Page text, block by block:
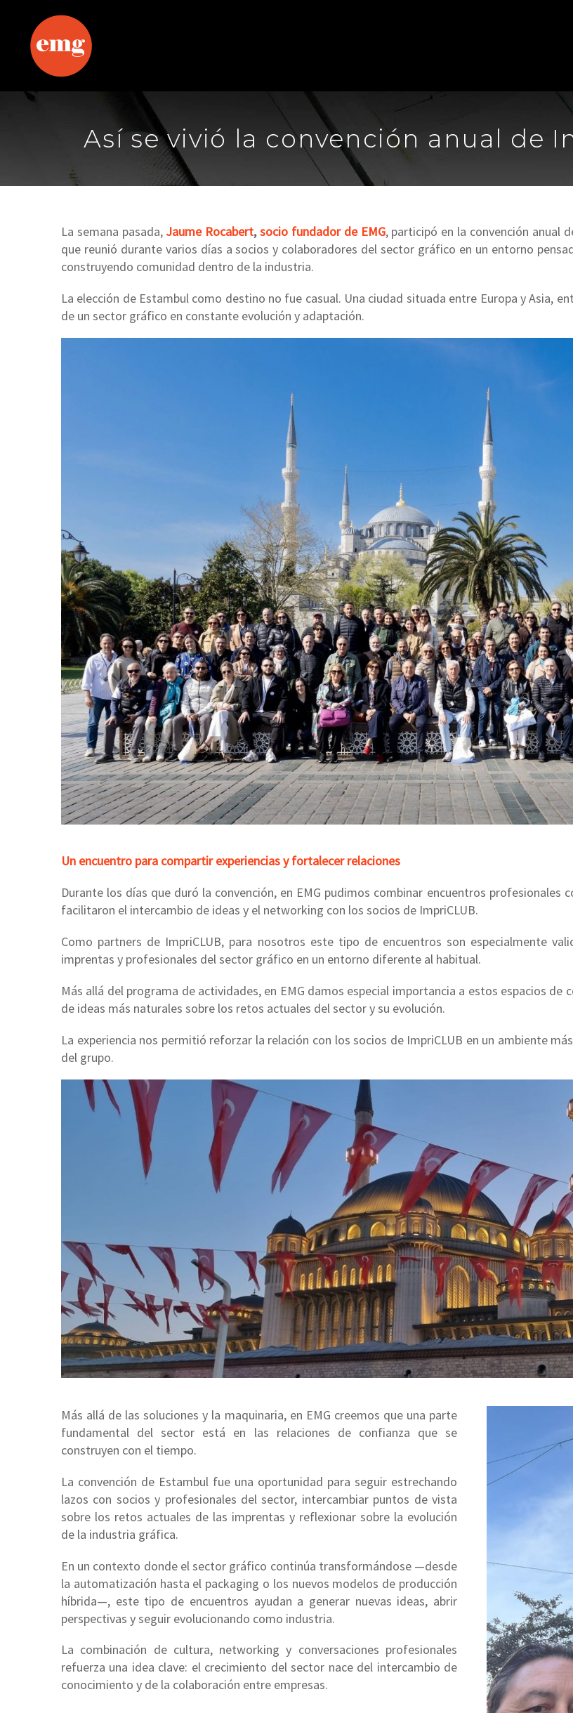
Así se vivió la convención anual de
La semana pasada, Jaume Rocabert,socio fundador de EMG, participó en la convención anual
que reunió durante varios días a socios y colaboradores del sector gráfico en un entorno
construyendo comunidad dentro de la industria.
La elección de Estambul como destino no fue casual. Una ciudad situada entre Europa y Asia,
de un sector gráfico en constante evolución y adaptación.
Un encuentro para compartir experiencias y fortalecer relaciones
Durante los días que duró la convención, en EMG pudimos combinar encuentros
facilitaron el intercambio de ideas y el networking con los socios de ImpriCLUB.
Como partners de ImpriCLUB, para nosotros este tipo de encuentros son especialmente
imprentas y profesionales del sector gráfico en un entorno diferente al habitual.
Más allá del programa de actividades, en EMG damos especial importancia a estos espacios de
de ideas más naturales sobre los retos actuales del sector y su evolución.
La experiencia nos permitió reforzar la relación con los socios de ImpriCLUB en un ambiente
del grupo.
Más allá de las soluciones y la maquinaria, en EMG creemos que una parte
fundamental del sector está en las relaciones de confianza que se
construyen con el tiempo.
La convención de Estambul fue una oportunidad para seguir estrechando
lazos con socios y profesionales del sector, intercambiar puntos de vista
sobre los retos actuales de las imprentas y reflexionar sobre la evolución
de la industria gráfica.
En un contexto donde el sector gráfico continúa transformándose —desde
la automatización hasta el packaging o los nuevos modelos de producción
híbrida—, este tipo de encuentros ayudan a generar nuevas ideas, abrir
perspectivas y seguir evolucionando como industria.
La combinación de cultura, networking y conversaciones profesionales
refuerza una idea clave: el crecimiento del sector nace del intercambio de
conocimiento y de la colaboración entre empresas.